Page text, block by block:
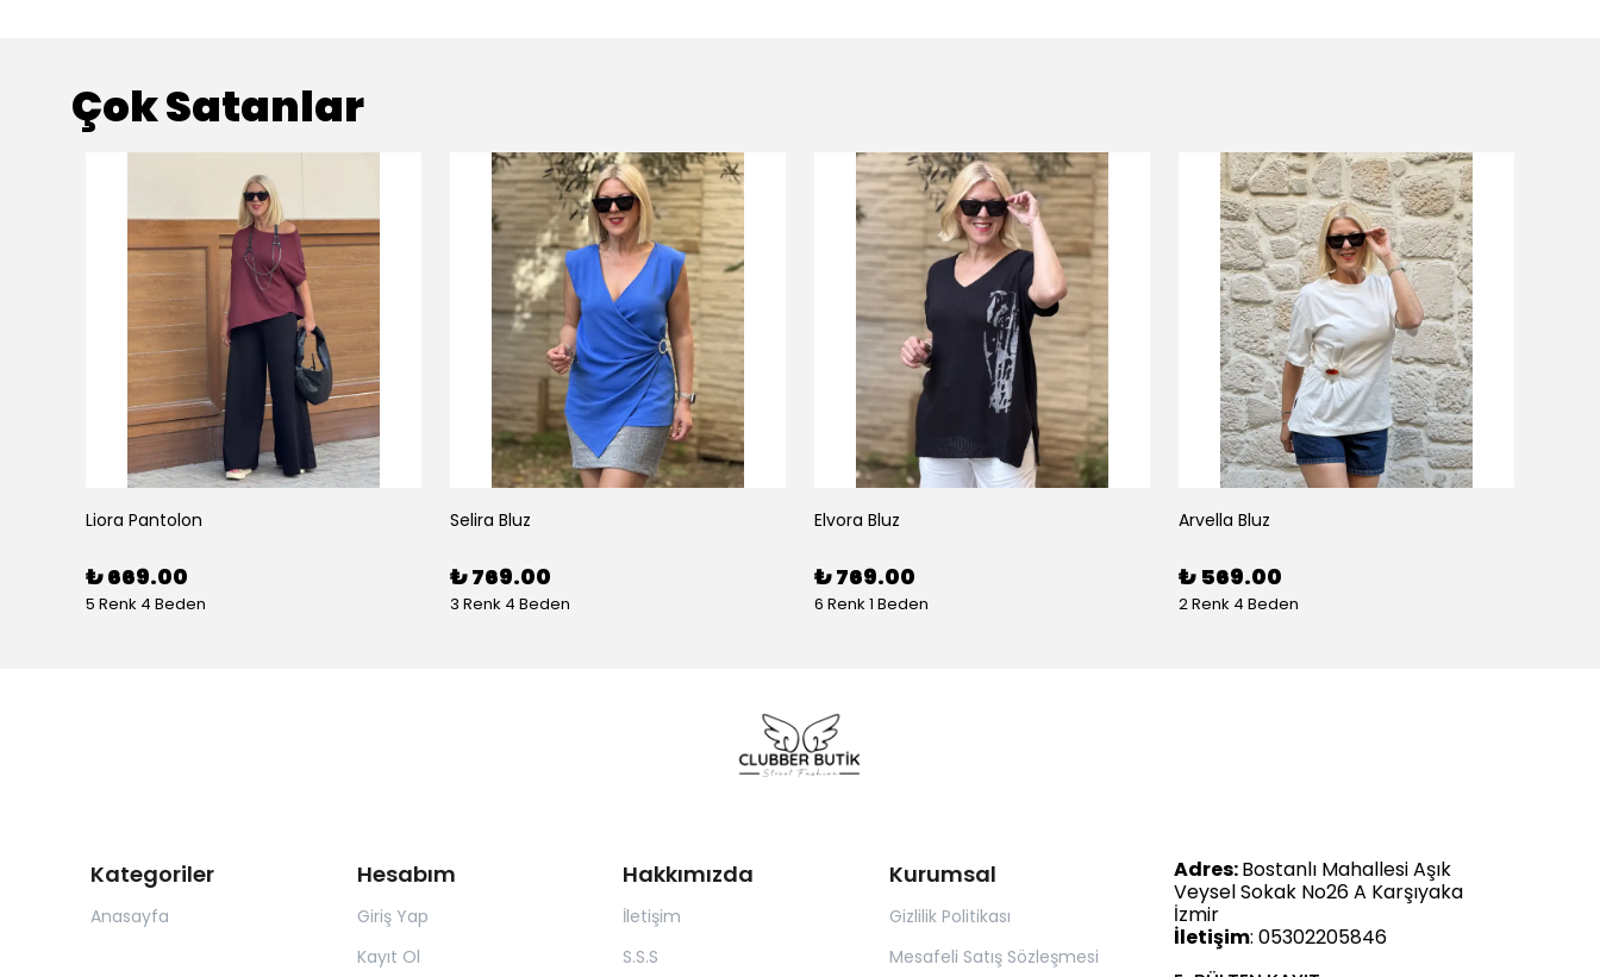
Çok Satanlar
Liora Pantolon
₺ 669.00
5 Renk 4 Beden
Selira Bluz
₺ 769.00
3 Renk 4 Beden
Elvora Bluz
₺ 769.00
6 Renk 1 Beden
Arvella Bluz
₺ 569.00
2 Renk 4 Beden
Kategoriler
Anasayfa
Hesabım
Giriş Yap
Kayıt Ol
Hakkımızda
İletişim
S.S.S
Kurumsal
Gizlilik Politikası
Mesafeli Satış Sözleşmesi
Adres:Bostanlı Mahallesi Aşık
Veysel Sokak No26 A Karşıyaka
İzmir
İletişim: 05302205846